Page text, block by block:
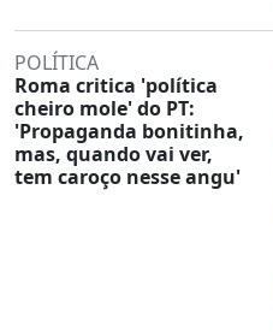
POLÍTICA
Roma critica 'política
cheiro mole' do PT:
'Propaganda bonitinha,
mas, quando vai ver,
tem caroço nesse angu'